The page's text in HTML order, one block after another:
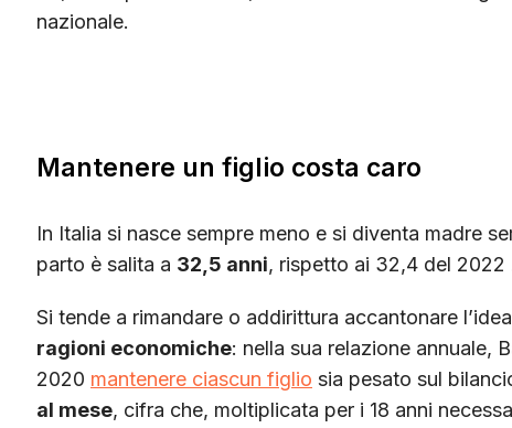
nazionale.
Mantenere un figlio costa caro
In Italia si nasce sempre meno e si diventa madre
parto è salita a 32,5 anni, rispetto ai 32,4 del 2022
Si tende a rimandare o addirittura accantonare
ragioni economiche: nella sua relazione annuale,
2020 mantenere ciascun figlio sia pesato sul
al mese, cifra che, moltiplicata per i 18 anni